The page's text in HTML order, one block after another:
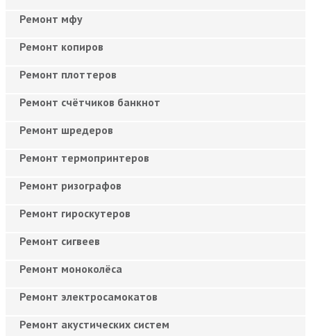
Ремонт мфу
Ремонт копиров
Ремонт плоттеров
Ремонт счётчиков банкнот
Ремонт шредеров
Ремонт термопринтеров
Ремонт ризографов
Ремонт гироскутеров
Ремонт сигвеев
Ремонт моноколёса
Ремонт электросамокатов
Ремонт акустических систем